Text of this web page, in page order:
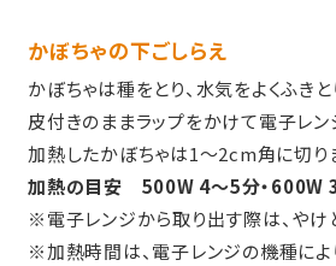
かぼちゃの下ごしらえ
かぼちゃは種をとり、水気をよくふきと
皮付きのままラップをかけて電子レン
加熱したかぼちゃは1～2cm角に切り
加熱の目安 500W 4～5分・600W
※電子レンジから取り出す際は、やけ
※加熱時間は、電子レンジの機種によ